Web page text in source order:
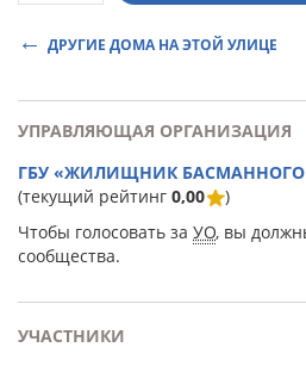
ДРУГИЕ ДОМА НА ЭТОЙ УЛИЦЕ
УПРАВЛЯЮЩАЯ ОРГАНИЗАЦИЯ
ГБУ «ЖИЛИЩНИК
(текущий рейтинг 0,00
)
Чтобы голосовать за УО, вы
сообщества.
УЧАСТНИКИ